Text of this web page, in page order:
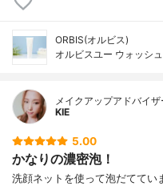
ORBIS(オルビス)
オルビスユー ウォッシュ
メイクアップアドバイ
KIE
5.00
かなりの濃密泡！
洗顔ネットを使って泡だててい